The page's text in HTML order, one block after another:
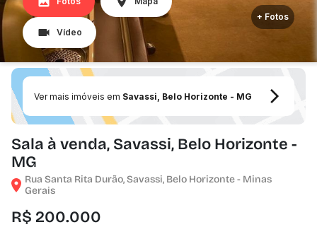
Vídeo
+ Fotos
Ver mais imóveis em Savassi, Belo Horizonte - MG
Sala à venda, Savassi, Belo Horizonte -
MG
Rua Santa Rita Durão, Savassi, Belo Horizonte - Minas
Gerais
R$ 200.000